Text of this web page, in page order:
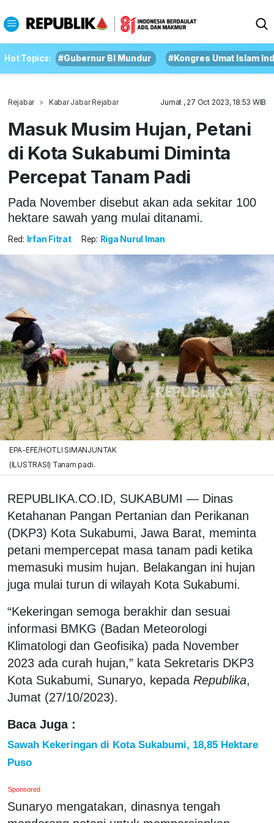
Hot Topics: #Gubernur BI Mundur #Kongres Umat Islam
Rejabar Kabar Jabar Rejabar Jumat , 27 Oct 2023, 18:53 WIB
Masuk Musim Hujan, Petani
di Kota Sukabumi Diminta
Percepat Tanam Padi
Pada November disebut akan ada sekitar 100
hektare sawah yang mulai ditanami.
Red: Irfan Fitrat Rep: Riga Nurul Iman
EPA-EFE/HOTLI SIMANJUNTAK
(ILUSTRASI) Tanam padi.
REPUBLIKA.CO.ID, SUKABUMI — Dinas
Ketahanan Pangan Pertanian dan Perikanan
(DKP3) Kota Sukabumi, Jawa Barat, meminta
petani mempercepat masa tanam padi ketika
memasuki musim hujan. Belakangan ini hujan
juga mulai turun di wilayah Kota Sukabumi.
“Kekeringan semoga berakhir dan sesuai
informasi BMKG (Badan Meteorologi
Klimatologi dan Geofisika) pada November
2023 ada curah hujan,” kata Sekretaris DKP3
Kota Sukabumi, Sunaryo, kepada Republika,
Jumat (27/10/2023).
Baca Juga :
Sawah Kekeringan di Kota Sukabumi, 18,85 Hektare
Puso
Sponsored
Sunaryo mengatakan, dinasnya tengah